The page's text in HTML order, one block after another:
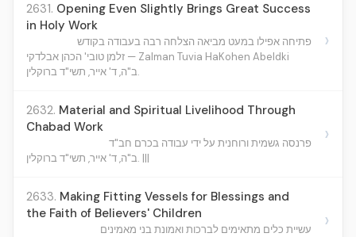
2631. Opening Even Slightly Brings Great Success
in Holy Work
פתיחה אפילו במעט מביאה הצלחה רבה בעבודה בקודש
זלמן טובי' הכהן אבלדקי — Zalman Tuvia HaKohen Abeldki
ב"ה, ד' אייר, תשי"ד ברוקלין.
›
2632. Material and Spiritual Livelihood Through
Chabad Work
פרנסה גשמית ורוחנית על ידי עבודה בכרם חב"ד
ב"ה, ד' אייר, תשי"ד ברוקלין. |||
›
2633. Making Fitting Vessels for Blessings and
the Faith of Believers' Children
עשיית כלים מתאימים לברכות ואמונת בני מאמינים
›